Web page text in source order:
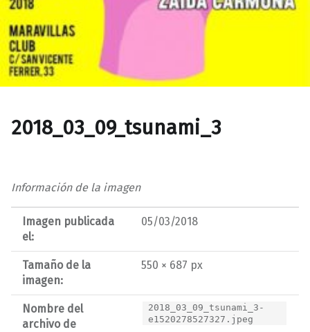
2018_03_09_tsunami_3
Información de la imagen
Imagen publicada
el:
05/03/2018
Tamaño de la
imagen:
550 × 687 px
Nombre del
archivo de
2018_03_09_tsunami_3-
e1520278527327.jpeg